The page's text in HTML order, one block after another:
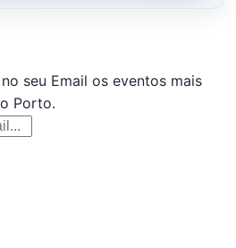
seu Email os eventos mais
Porto.